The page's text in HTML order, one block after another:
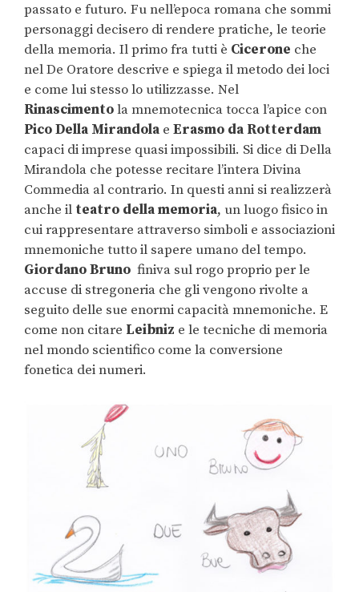
passato e futuro. Fu nell’epoca romana che sommi
personaggi decisero di rendere pratiche, le teorie
della memoria. Il primo fra tutti è Cicerone che
nel De Oratore descrive e spiega il metodo dei loci
e come lui stesso lo utilizzasse. Nel
Rinascimentola mnemotecnica tocca l’apice con
Pico Della Mirandola e Erasmo da Rotterdam
capaci di imprese quasi impossibili. Si dice di Della
Mirandola che potesse recitare l’intera Divina
Commedia al contrario. In questi anni si realizzerà
anche il teatro della memoria, un luogo fisico in
cui rappresentare attraverso simboli e associazioni
mnemoniche tutto il sapere umano del tempo.
Giordano Bruno finiva sul rogo proprio per le
accuse di stregoneria che gli vengono rivolte a
seguito delle sue enormi capacità mnemoniche. E
come non citare Leibniz e le tecniche di memoria
nel mondo scientifico come la conversione
fonetica dei numeri.